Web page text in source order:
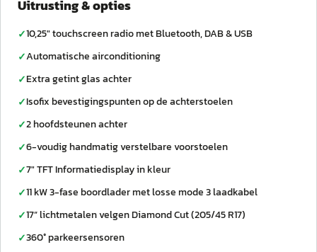
Uitrusting & opties
✓10,25" touchscreen radio met Bluetooth, DAB & USB
✓Automatische airconditioning
✓Extra getint glas achter
✓Isofix bevestigingspunten op de achterstoelen
✓2 hoofdsteunen achter
✓6-voudig handmatig verstelbare voorstoelen
✓7" TFT Informatiedisplay in kleur
✓11 kW 3-fase boordlader met losse mode 3 laadkabel
✓17” lichtmetalen velgen Diamond Cut (205/45 R17)
✓360° parkeersensoren